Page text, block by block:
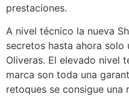
prestaciones.
A nivel técnico la nueva
secretos hasta ahora
Oliveras. El elevado nivel
marca son toda una
retoques se consigue una